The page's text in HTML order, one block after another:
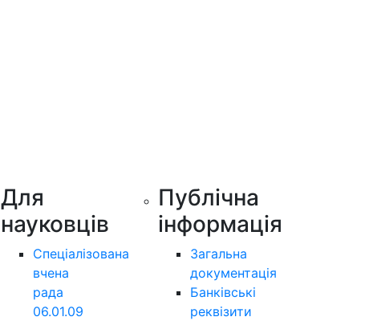
Для
науковців
Спеціалізована
вчена
рада
06.01.09
Публічна
інформація
Загальна
документація
Банківські
реквізити